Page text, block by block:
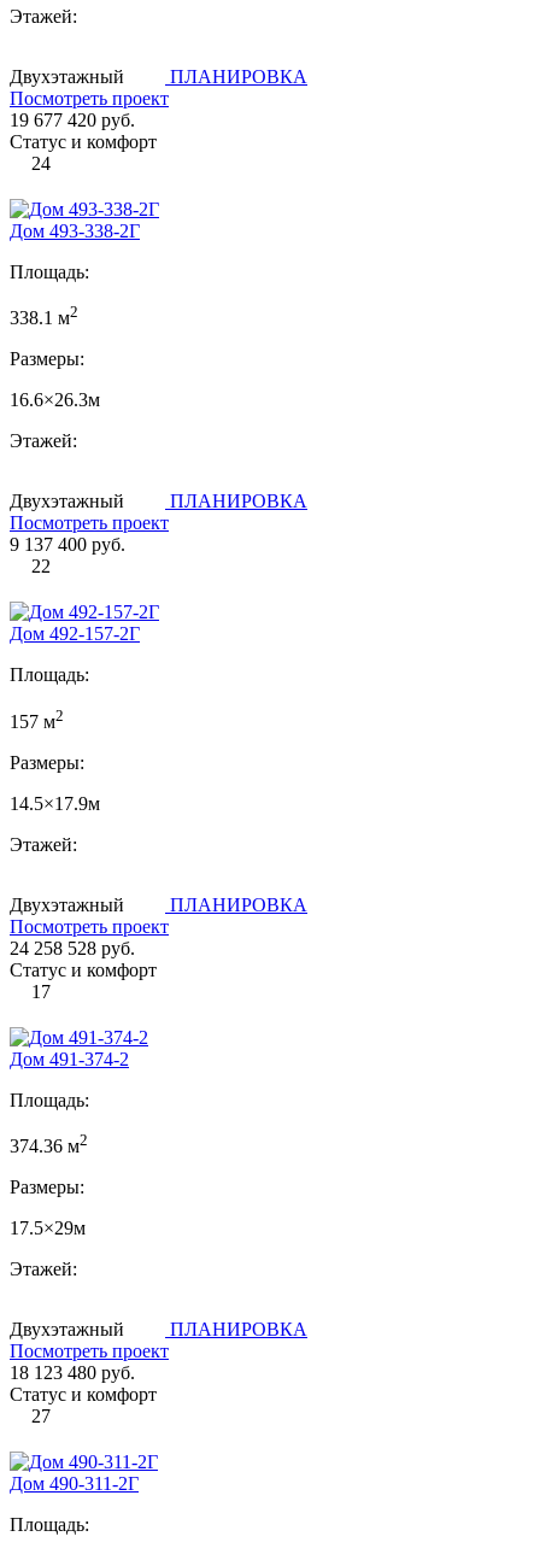
Этажей:
Двухэтажный
ПЛАНИРОВКА
Посмотреть проект
19 677 420 руб.
Статус и комфорт
24
Дом 493-338-2Г
Площадь:
338.1 м2
Размеры:
16.6×26.3м
Этажей:
Двухэтажный
ПЛАНИРОВКА
Посмотреть проект
9 137 400 руб.
22
Дом 492-157-2Г
Площадь:
157 м2
Размеры:
14.5×17.9м
Этажей:
Двухэтажный
ПЛАНИРОВКА
Посмотреть проект
24 258 528 руб.
Статус и комфорт
17
Дом 491-374-2
Площадь:
374.36 м2
Размеры:
17.5×29м
Этажей:
Двухэтажный
ПЛАНИРОВКА
Посмотреть проект
18 123 480 руб.
Статус и комфорт
27
Дом 490-311-2Г
Площадь: